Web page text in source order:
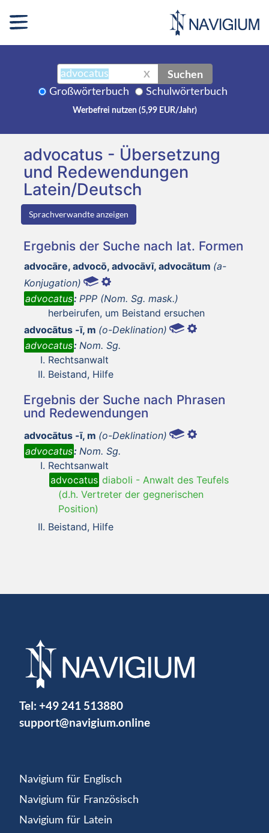
X Suchen
Großwörterbuch Schulwörterbuch
Werbefrei nutzen (5,99 EUR/Jahr)
advocatus - Übersetzung
und Redewendungen
Latein/Deutsch
Sprachverwandte anzeigen
Ergebnis der Suche nach lat. Formen
advocāre, advocō, advocāvī, advocātum (a-
Konjugation)
advocatus: PPP (Nom. Sg. mask.)
herbeirufen, um Beistand ersuchen
advocātus -ī, m (o-Deklination)
advocatus: Nom. Sg.
Rechtsanwalt
Beistand, Hilfe
Ergebnis der Suche nach Phrasen
und Redewendungen
advocātus -ī, m (o-Deklination)
advocatus: Nom. Sg.
Rechtsanwalt
advocatus diaboli - Anwalt des Teufels
(d.h. Vertreter der gegnerischen
Position)
Beistand, Hilfe
Tel: +49 241 513880
support@navigium.online
Navigium für Englisch
Navigium für Französisch
Navigium für Latein